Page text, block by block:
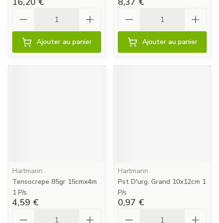
Ajouter au panier Ajouter au panier
Hartmann
Tensocrepe 85gr 15cmx4m
1 P/s
4,59 €
Hartmann
Pst D'urg. Grand 10x12cm 1
P/s
0,97 €